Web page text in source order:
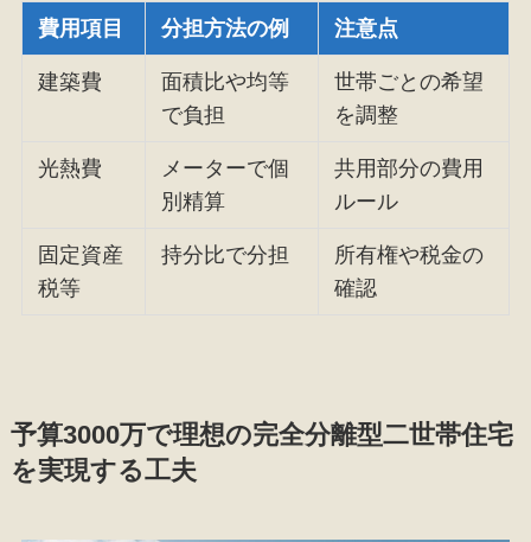
費用項目 分担方法の例 注意点
建築費
面積比や均等
で負担
世帯ごとの希望
を調整
光熱費
メーターで個
別精算
共用部分の費用
ルール
固定資産
税等
持分比で分担
所有権や税金の
確認
予算3000万で理想の完全分離型二世帯住宅
を実現する工夫